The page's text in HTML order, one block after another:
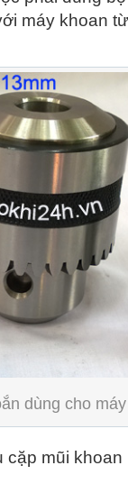
máy khoan
dùng cho
mũi